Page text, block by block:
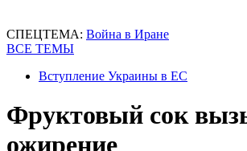
СПЕЦТЕМА: Война в Иране
ВСЕ ТЕМЫ
Вступление Украины в ЕС
Фруктовый сок
ожирение